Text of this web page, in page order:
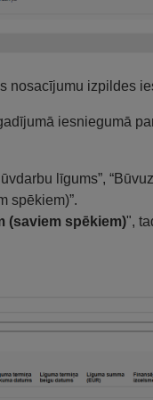
nosacījumu izpildes
iesniegumā
līgums”,
spēkiem)”.
(saviem spēkiem)",